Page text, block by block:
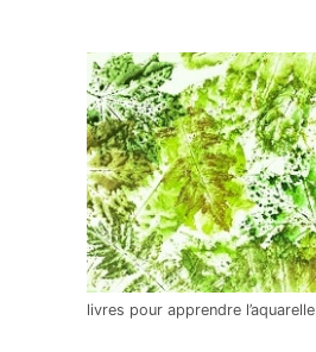
livres pour apprendre l’aquarelle